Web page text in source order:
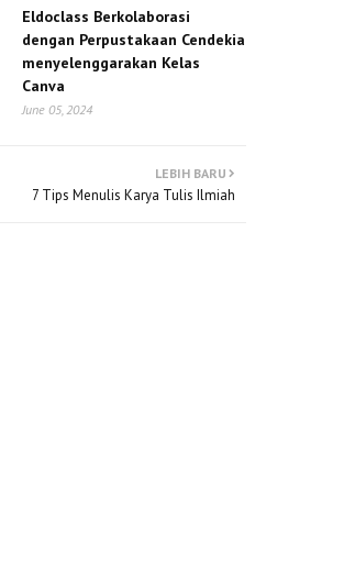
Eldoclass Berkolaborasi
dengan Perpustakaan Cendekia
menyelenggarakan Kelas
Canva
June 05, 2024
LEBIH BARU
7 Tips Menulis Karya Tulis Ilmiah